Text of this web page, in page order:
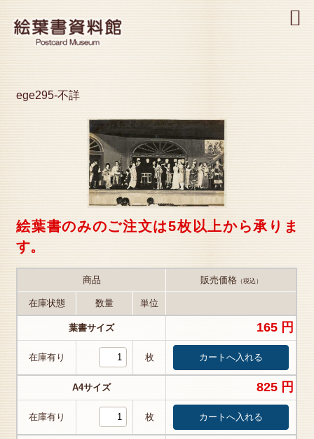
ege295-不詳
絵葉書のみのご注文は5枚以上から承りま
す。
商品 販売価格（税込）
在庫状態 数量 単位
葉書サイズ 165 円
在庫有り 枚
A4サイズ 825 円
在庫有り 枚